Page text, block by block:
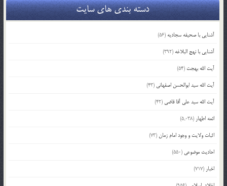
دسته بندی های سایت
آشنایی با صحیفه سجادیه (56)
آشنایی با نهج البلاغه (392)
آیت الله بهجت (54)
آیت الله سید ابوالحسن اصفهانی (43)
آیت الله سید علی آقا قاضی (42)
ائمه اطهار (5,038)
اثبات ولایت و وجود امام زمان (73)
احادیث موضوعی (550)
اخبار (717)